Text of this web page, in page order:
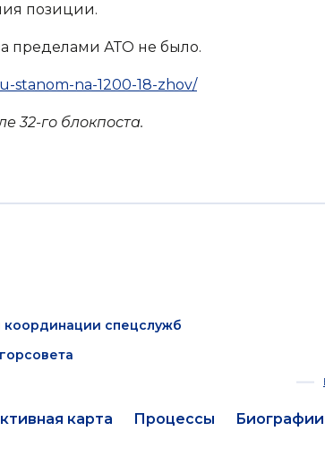
позиции.
пределами АТО не было.
stanom-na-1200-18-zhov/
32-го блокпоста.
спецслужб
карта Процессы Биографии